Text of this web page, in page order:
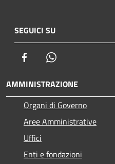
SEGUICI SU
Facebook
AMMINISTRAZIONE
Organi di Governo
Aree Amministrative
Uffici
Enti e fondazioni